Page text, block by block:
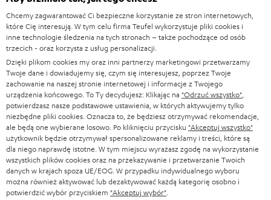
l
e
t
t
e
r
a
SOUNDBARY
GŁOŚNIKI HIFI
SMART HOME
BLUETOOTH
SŁUCHAWKI
SŁUCHAWKI BLUETOOTH
WIEŻE HI-FI
WSPARCIE
KARIERA
KONTAKT PRASOWY
B2B
BLOG
NEWSLETTER
SKLEPY
KORZYŚCI
Sklepy internetowe Teufel
NIEMCY
AUSTRIA
SZWAJCARIA
HOLANDIA
BELGIA
Chcemy zagwarantować Ci bezpieczne korzystanie ze stron internetowych,
które Cię interesują. W tym celu firma Teufel wykorzystuje pliki cookies i
inne technologie śledzenia na tych stronach – także pochodzące od osób
trzecich - oraz korzysta z usług personalizacji.
Dzięki plikom cookies my oraz inni partnerzy marketingowi przetwarzamy
Twoje dane i dowiadujemy się, czym się interesujesz, poprzez Twoje
zachowanie na naszej stronie internetowej i informacje z Twojego
urządzenia końcowego. To Ty decydujesz: Klikając na "Odrzuć wszystko"
potwierdzasz nasze podstawowe ustawienia, w których aktywujemy tylko
niezbędne pliki cookies. Oznacza to, że będziesz otrzymywać rekomendacje,
ale będą one wybierane losowo. Po kliknięciu przycisku "Akceptuj wszystko"
użytkownik będzie otrzymywał spersonalizowane reklamy i treści, które są
dla niego naprawdę istotne. W tym miejscu wyrażasz zgodę na wykorzystanie
wszystkich plików cookies oraz na przekazywanie i przetwarzanie Twoich
danych w krajach spoza UE/EOG. W przypadku indywidualnego wyboru
można również aktywować lub dezaktywować każdą kategorię osobno i
potwierdzić wybór przyciskiem "Akceptuj wybór"